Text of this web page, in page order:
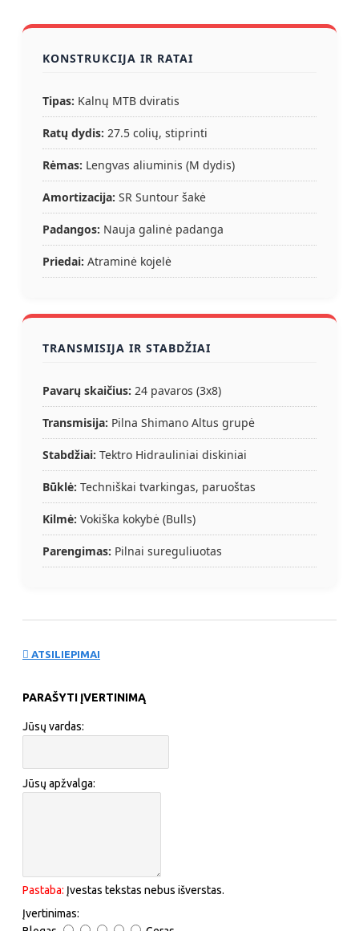
KONSTRUKCIJA IR RATAI
Tipas: Kalnų MTB dviratis
Ratų dydis: 27.5 colių, stiprinti
Rėmas: Lengvas aliuminis (M dydis)
Amortizacija: SR Suntour šakė
Padangos: Nauja galinė padanga
Priedai: Atraminė kojelė
TRANSMISIJA IR STABDŽIAI
Pavarų skaičius: 24 pavaros (3x8)
Transmisija: Pilna Shimano Altus grupė
Stabdžiai: Tektro Hidrauliniai diskiniai
Būklė: Techniškai tvarkingas, paruoštas
Kilmė: Vokiška kokybė (Bulls)
Parengimas: Pilnai sureguliuotas
ATSILIEPIMAI
PARAŠYTI ĮVERTINIMĄ
Jūsų vardas:
Jūsų apžvalga:
Pastaba: Įvestas tekstas nebus išverstas.
Įvertinimas: